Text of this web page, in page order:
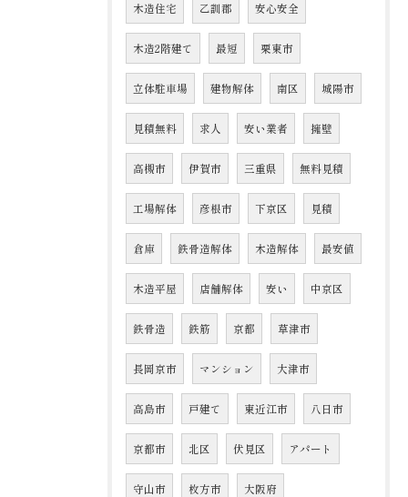
木造住宅 乙訓郡 安心安全
木造2階建て 最短 栗東市
立体駐車場 建物解体 南区 城陽市
見積無料 求人 安い業者 擁壁
高槻市 伊賀市 三重県 無料見積
工場解体 彦根市 下京区 見積
倉庫 鉄骨造解体 木造解体 最安値
木造平屋 店舗解体 安い 中京区
鉄骨造 鉄筋 京都 草津市
長岡京市 マンション 大津市
高島市 戸建て 東近江市 八日市
京都市 北区 伏見区 アパート
守山市 枚方市 大阪府